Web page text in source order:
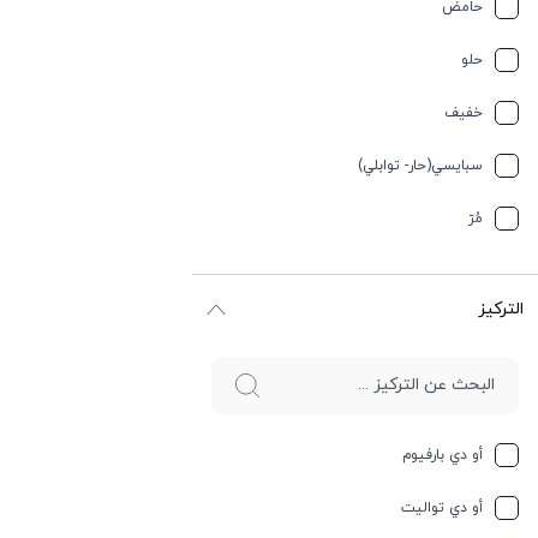
ترابي
تيربيني
جلد
جوز الهند
حامِض
حامض
حلو
خفیف
سبایسي(حار- توابلي)
مُرّ
التركيز
أو دي بارفيوم
أو دي تواليت